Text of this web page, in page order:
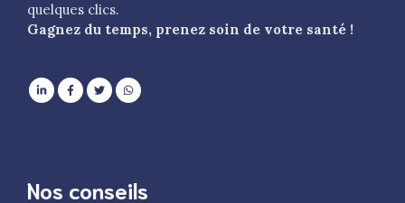
quelques clics.
Gagnez du temps, prenez soin de votre santé !
Nos conseils